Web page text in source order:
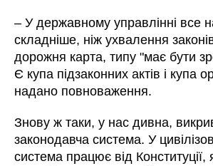
– У державному управлінні все
складніше, ніж ухвалення
дорожня карта, типу "має бути
Є купа підзаконних актів і купа
надано повноваження.
Знову ж таки, у нас дивна,
законодавча система. У
система працює від Конституції,